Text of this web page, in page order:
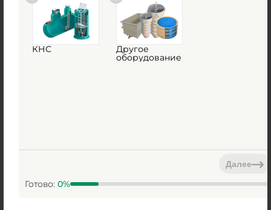
Септик М3Пласт КНС В-1500/2000
КНС Другое
оборудование
Готово: 0%
Далее